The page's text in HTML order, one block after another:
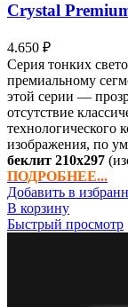
Crystal
4.650 ₽
Серия тонких
премиальному
этой серии —
отсутствие
технологического
изображения, по
беклит 210х297
ПОДРОБНЕЕ...
Добавить в
В корзину
Быстрый просмотр